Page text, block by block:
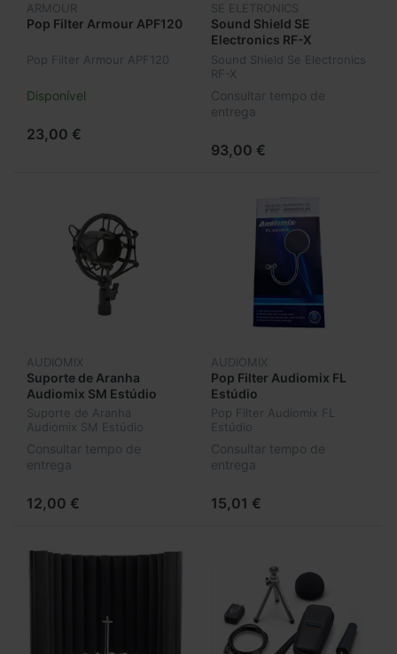
ARMOUR
Pop Filter Armour APF120
Pop Filter Armour APF120
Disponível
23,00 €
SE ELETRONICS
Sound Shield SE
Electronics RF-X
Sound Shield Se Electronics
RF-X
Consultar tempo de
entrega
93,00 €
AUDIOMIX
Suporte de Aranha
Audiomix SM Estúdio
Suporte de Aranha
Audiomix SM Estúdio
Consultar tempo de
entrega
12,00 €
AUDIOMIX
Pop Filter Audiomix FL
Estúdio
Pop Filter Audiomix FL
Estúdio
Consultar tempo de
entrega
15,01 €